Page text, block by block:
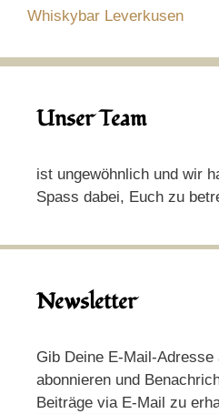
Whiskybar Leverkusen
Unser Team
ist ungewöhnlich und wir
Spass dabei, Euch zu
Newsletter
Gib Deine E-Mail-
abonnieren und
Beiträge via E-Mail zu